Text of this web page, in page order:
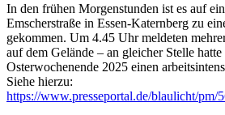
In den frühen Morgenstunden ist es auf
Emscherstraße in Essen-Katernberg zu
gekommen. Um 4.45 Uhr meldeten
auf dem Gelände – an gleicher Stelle hatte
Osterwochenende 2025 einen
Siehe hierzu:
https://www.presseportal.de/blaulicht/pm/